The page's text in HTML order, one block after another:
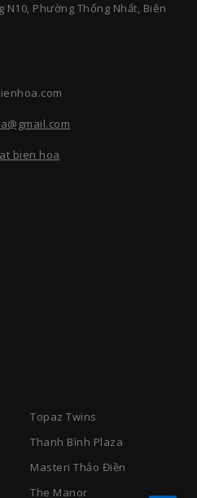
N10, Phường Thống Nhất, Biên
bien hoa
Topaz Twins
Thanh Bình Plaza
Masteri Thảo Điền
The Manor